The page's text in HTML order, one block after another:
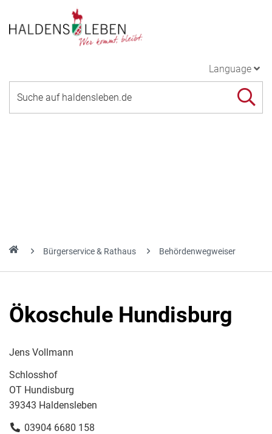
Language
Bürgerservice & Rathaus Behördenwegweiser
Ökoschule Hundisburg
Jens Vollmann
Schlosshof
OT Hundisburg
39343 Haldensleben
03904 6680 158